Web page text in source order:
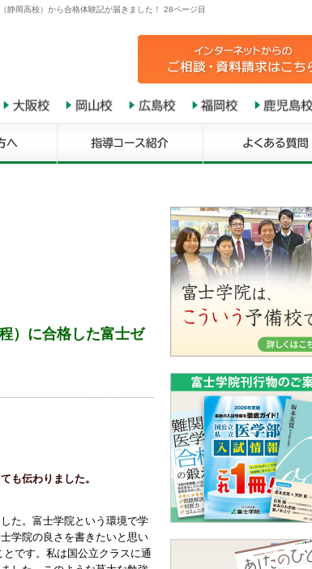
静岡高校）から合格体験記が届きました！ 28ページ目
）に合格した富士ゼ
も伝わりました。
た。富士学院という環境で学
学院の良さを書きたいと思い
です。私は国公立クラスに通